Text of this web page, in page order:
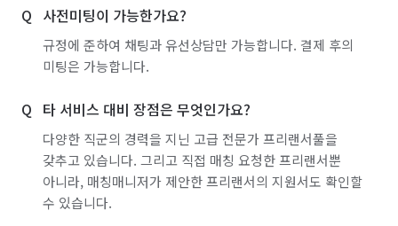
사전미팅이 가능한가요?
규정에 준하여 채팅과 유선상담만 가능합니다. 결제 후의
미팅은 가능합니다.
타 서비스 대비 장점은 무엇인가요?
다양한 직군의 경력을 지닌 고급 전문가 프리랜서풀을
갖추고 있습니다. 그리고 직접 매칭 요청한 프리랜서뿐
아니라, 매칭매니저가 제안한 프리랜서의 지원서도 확인할
수 있습니다.